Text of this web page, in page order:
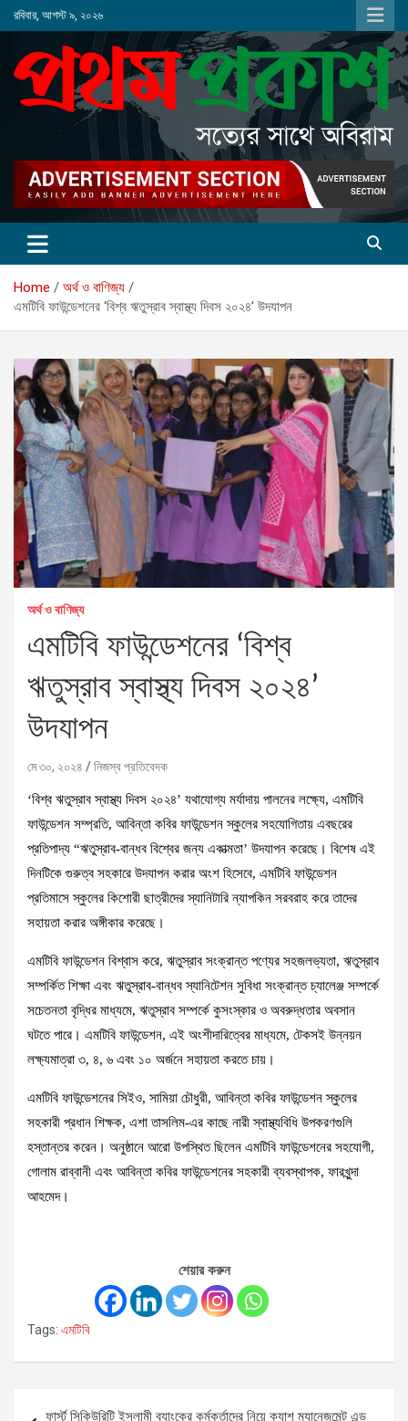
Skip
to
রবিবার, আগস্ট ৯, ২০২৬
Home
অর্থ ও বাণিজ্য
এমটিবি ফাউন্ডেশনের ‘বিশ্ব ঋতুস্রাব স্বাস্থ্য দিবস ২০২৪’ উদযাপন
অর্থ ও বাণিজ্য
এমটিবি ফাউন্ডেশনের ‘বিশ্ব
ঋতুস্রাব স্বাস্থ্য দিবস ২০২৪’
উদযাপন
মে ৩০, ২০২৪ নিজস্ব প্রতিবেদক
‘বিশ্ব ঋতুস্রাব স্বাস্থ্য দিবস ২০২৪’ যথাযোগ্য মর্যাদায় পালনের লক্ষ্যে, এমটিবি
ফাউন্ডেশন সম্প্রতি, আবিন্তা কবির ফাউন্ডেশন স্কুলের সহযোগিতায় এবছরের
প্রতিপাদ্য “ঋতুস্রাব-বান্ধব বিশ্বের জন্য একাত্মতা’ উদযাপন করেছে। বিশেষ এই
দিনটিকে গুরুত্ব সহকারে উদযাপন করার অংশ হিসেবে, এমটিবি ফাউন্ডেশন
প্রতিমাসে স্কুলের কিশোরী ছাত্রীদের স্যানিটারি ন্যাপকিন সরবরাহ করে তাদের
সহায়তা করার অঙ্গীকার করেছে।
এমটিবি ফাউন্ডেশন বিশ্বাস করে, ঋতুস্রাব সংক্রান্ত পণ্যের সহজলভ্যতা, ঋতুস্রাব
সম্পর্কিত শিক্ষা এবং ঋতুস্রাব-বান্ধব স্যানিটেশন সুবিধা সংক্রান্ত চ্যালেঞ্জ সম্পর্কে
সচেতনতা বৃদ্ধির মাধ্যমে, ঋতুস্রাব সম্পর্কে কুসংস্কার ও অবরুদ্ধতার অবসান
ঘটতে পারে। এমটিবি ফাউন্ডেশন, এই অংশীদারিত্বের মাধ্যমে, টেকসই উন্নয়ন
লক্ষ্যমাত্রা ৩, ৪, ৬ এবং ১০ অর্জনে সহায়তা করতে চায়।
এমটিবি ফাউন্ডেশনের সিইও, সামিয়া চৌধুরী, আবিন্তা কবির ফাউন্ডেশন স্কুলের
সহকারী প্রধান শিক্ষক, এশা তাসলিম-এর কাছে নারী স্বাস্থ্যবিধি উপকরণগুলি
হস্তান্তর করেন। অনুষ্ঠানে আরো উপস্থিত ছিলেন এমটিবি ফাউন্ডেশনের সহযোগী,
গোলাম রাব্বানী এবং আবিন্তা কবির ফাউন্ডেশনের সহকারী ব্যবস্থাপক, ফারখুন্দা
আহমেদ।
শেয়ার করুন
Tags: এমটিবি
ফার্স্ট সিকিউরিটি ইসলামী ব্যাংকের কর্মকর্তাদের নিয়ে ক্যাশ ম্যানেজমেন্ট এন্ড